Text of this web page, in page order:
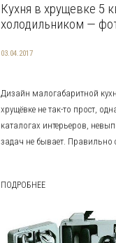
Кухня в хрущевке 5
холодильником —
03.04.2017
Дизайн малогабаритной
хрущёвке не так-то прост,
каталогах интерьеров,
задач не бывает. Правильно
ПОДРОБНЕЕ